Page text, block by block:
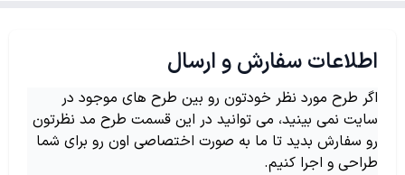
اطلاعات سفارش و ارسال
اگر طرح مورد نظر خودتون رو بین طرح های موجود در
سایت نمی بینید، می توانید در این قسمت طرح مد نظرتون
رو سفارش بدید تا ما به صورت اختصاصی اون رو برای شما
طراحی و اجرا کنیم.